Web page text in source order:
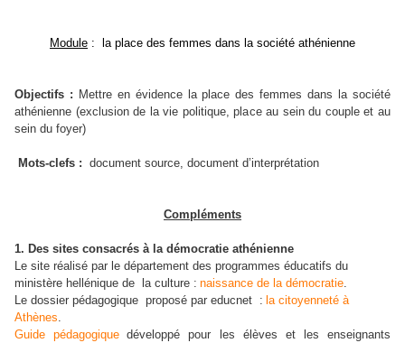
Module : la place des femmes dans la société athénienne
Objectifs : Mettre en évidence la place des femmes dans la société
athénienne (exclusion de la vie politique, place au sein du couple et au
sein du foyer)
Mots-clefs : document source, document d’interprétation
Compléments
1. Des sites consacrés à la démocratie athénienne
Le site réalisé par le département des programmes éducatifs du
ministère hellénique de
la culture : naissance de la démocratie.
Le dossier pédagogique proposé par educnet : la citoyenneté à
Athènes.
Guide pédagogique développé pour les élèves et les enseignants